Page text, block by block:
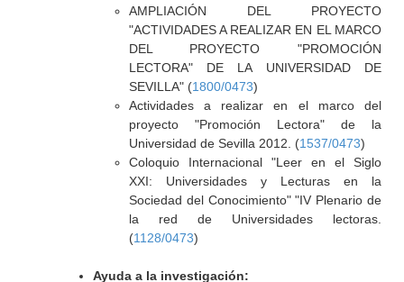
AMPLIACIÓN DEL PROYECTO
"ACTIVIDADES A REALIZAR EN EL MARCO
DEL PROYECTO "PROMOCIÓN
LECTORA" DE LA UNIVERSIDAD DE
SEVILLA" (1800/0473)
Actividades a realizar en el marco del
proyecto "Promoción Lectora" de la
Universidad de Sevilla 2012. (1537/0473)
Coloquio Internacional "Leer en el Siglo
XXI: Universidades y Lecturas en la
Sociedad del Conocimiento" "IV Plenario de
la red de Universidades lectoras.
(1128/0473)
Ayuda a la investigación: